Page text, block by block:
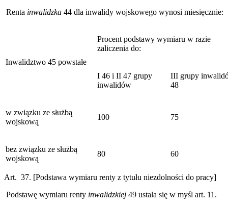
Renta inwalidzka 44 dla inwalidy wojskowego wynosi miesięcznie:
Inwalidztwo 45 powstałe
Procent podstawy wymiaru w razie
zaliczenia do:
I 46 i II 47 grupy
inwalidów
III grupy
48
w związku ze służbą
wojskową
100 75
bez związku ze służbą
wojskową
80 60
Art. 37. [Podstawa wymiaru renty z tytułu niezdolności do pracy]
Podstawę wymiaru renty inwalidzkiej 49 ustala się w myśl art. 11.